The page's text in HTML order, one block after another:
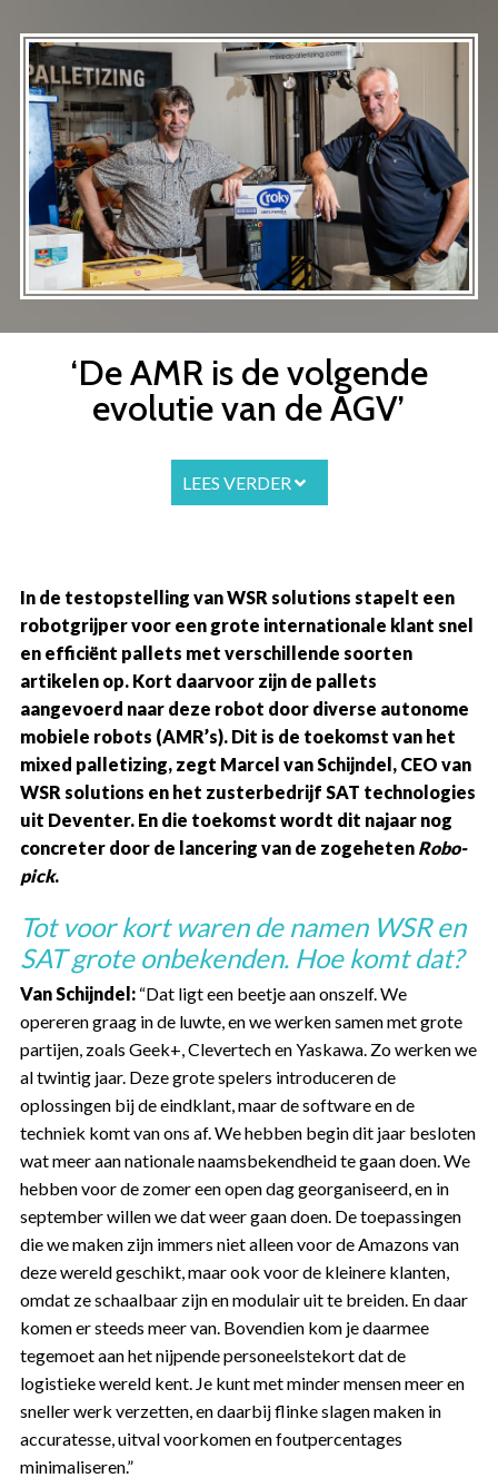
en
naar
de
inhoud
gaan
‘De AMR is de volgende
evolutie van de AGV’
LEES VERDER
In de testopstelling van WSR solutions stapelt een
robotgrijper voor een grote internationale klant snel
en efficiënt pallets met verschillende soorten
artikelen op. Kort daarvoor zijn de pallets
aangevoerd naar deze robot door diverse autonome
mobiele robots (AMR’s). Dit is de toekomst van het
mixed palletizing, zegt Marcel van Schijndel, CEO van
WSR solutions en het zusterbedrijf SAT technologies
uit Deventer. En die toekomst wordt dit najaar nog
concreter door de lancering van de zogeheten Robo-
pick.
Tot voor kort waren de namen WSR en
SAT grote onbekenden. Hoe komt dat?
Van Schijndel:“Dat ligt een beetje aan onszelf. We
opereren graag in de luwte, en we werken samen met grote
partijen, zoals Geek+, Clevertech en Yaskawa. Zo werken we
al twintig jaar. Deze grote spelers introduceren de
oplossingen bij de eindklant, maar de software en de
techniek komt van ons af. We hebben begin dit jaar besloten
wat meer aan nationale naamsbekendheid te gaan doen. We
hebben voor de zomer een open dag georganiseerd, en in
september willen we dat weer gaan doen. De toepassingen
die we maken zijn immers niet alleen voor de Amazons van
deze wereld geschikt, maar ook voor de kleinere klanten,
omdat ze schaalbaar zijn en modulair uit te breiden. En daar
komen er steeds meer van. Bovendien kom je daarmee
tegemoet aan het nijpende personeelstekort dat de
logistieke wereld kent. Je kunt met minder mensen meer en
sneller werk verzetten, en daarbij flinke slagen maken in
accuratesse, uitval voorkomen en foutpercentages
minimaliseren.”